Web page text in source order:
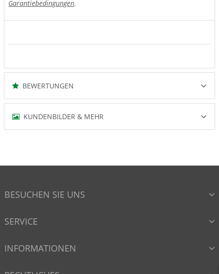
Garantiebedingungen.
BEWERTUNGEN
KUNDENBILDER & MEHR
BESUCHEN SIE UNS
SERVICE
INFORMATIONEN